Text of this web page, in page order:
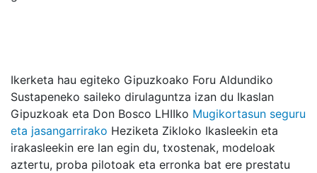
Ikerketa hau egiteko Gipuzkoako Foru Aldundiko
Sustapeneko saileko dirulaguntza izan du Ikaslan
Gipuzkoak eta Don Bosco LHIIko Mugikortasun seguru
eta jasangarrirako Heziketa Zikloko Ikasleekin eta
irakasleekin ere lan egin du, txostenak, modeloak
aztertu, proba pilotoak eta erronka bat ere prestatu